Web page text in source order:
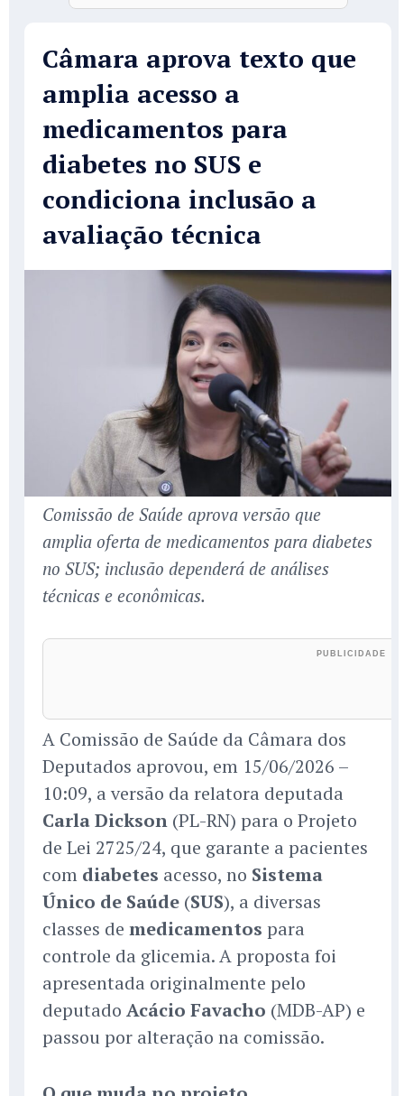
Câmara aprova texto que
amplia acesso a
medicamentos para
diabetes no SUS e
condiciona inclusão a
avaliação técnica
Comissão de Saúde aprova versão que
amplia oferta de medicamentos para diabetes
no SUS; inclusão dependerá de análises
técnicas e econômicas.
A Comissão de Saúde da Câmara dos
Deputados aprovou, em 15/06/2026 –
10:09, a versão da relatora deputada
Carla Dickson (PL-RN) para o Projeto
de Lei 2725/24, que garante a pacientes
com diabetes acesso, no Sistema
Único de Saúde (SUS), a diversas
classes de medicamentos para
controle da glicemia. A proposta foi
apresentada originalmente pelo
deputado Acácio Favacho (MDB-AP) e
passou por alteração na comissão.